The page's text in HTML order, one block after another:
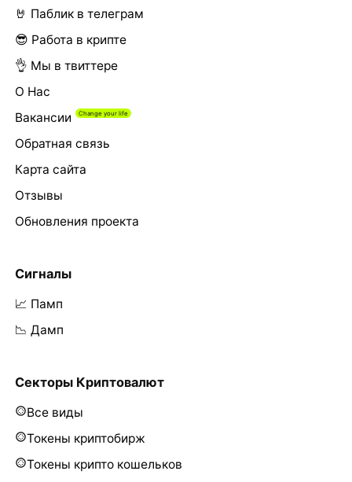
🤘 Паблик в телеграм
😎 Работа в крипте
👌 Мы в твиттере
О Нас
Вакансии
Обратная связь
Карта сайта
Отзывы
Обновления проекта
Сигналы
📈 Памп
📉 Дамп
Секторы Криптовалют
Все виды
Токены криптобирж
Токены крипто кошельков